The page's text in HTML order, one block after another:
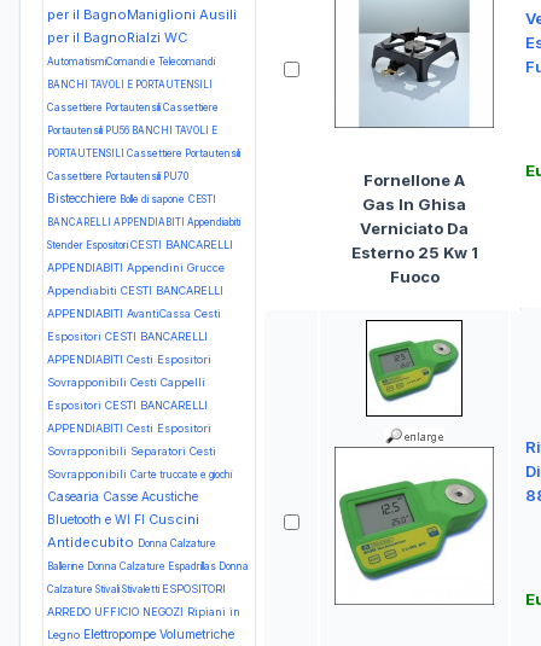
per il BagnoManiglioni Ausili
per il BagnoRialzi WC
AutomatismiComandi e Telecomandi
BANCHI TAVOLI E PORTAUTENSILI
Cassettiere Portautensili Cassettiere
Portautensili PU56 BANCHI TAVOLI E
PORTAUTENSILI Cassettiere Portautensili
Cassettiere Portautensili PU70
Bistecchiere Bolle di sapone CESTI
BANCARELLI APPENDIABITI Appendiabiti
Stender EspositoriCESTI BANCARELLI
APPENDIABITI Appendini Grucce
Appendiabiti CESTI BANCARELLI
APPENDIABITI AvantiCassa Cesti
Espositori CESTI BANCARELLI
APPENDIABITI Cesti Espositori
Sovrapponibili Cesti Cappelli
Espositori CESTI BANCARELLI
APPENDIABITI Cesti Espositori
Sovrapponibili Separatori Cesti
Sovrapponibili Carte truccate e giochi
Casearia Casse Acustiche
Bluetooth e WI FI Cuscini
Antidecubito Donna Calzature
Ballerine Donna Calzature Espadrillas Donna
Calzature Stivali Stivaletti ESPOSITORI
ARREDO UFFICIO NEGOZI Ripiani in
Legno Elettropompe Volumetriche
Fornellone A
Gas In Ghisa
Verniciato Da
Esterno 25 Kw 1
Fuoco